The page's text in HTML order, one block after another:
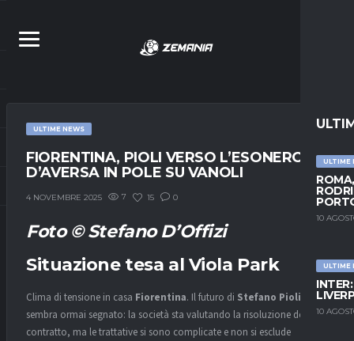
ULTIME
10
ULTIME
10
ULTIME NEWS
FIORENTINA, PIOLI VERSO L’ESONERO:
D’AVERSA IN POLE SU VANOLI
4 NOVEMBRE 2025 7 15 0
Foto © Stefano D’Offizi
Situazione tesa al Viola Park
Clima di tensione in casa Fiorentina. Il futuro di Stefano Pioli
sembra ormai segnato: la società sta valutando la risoluzione del
contratto, ma le trattative si sono complicate e non si esclude